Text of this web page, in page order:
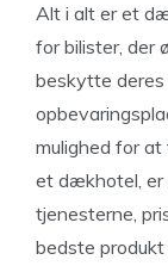
Alt i alt er et
for bilister, der
beskytte
mulighed for
et dækhotel, er
tjenesterne,
bedste